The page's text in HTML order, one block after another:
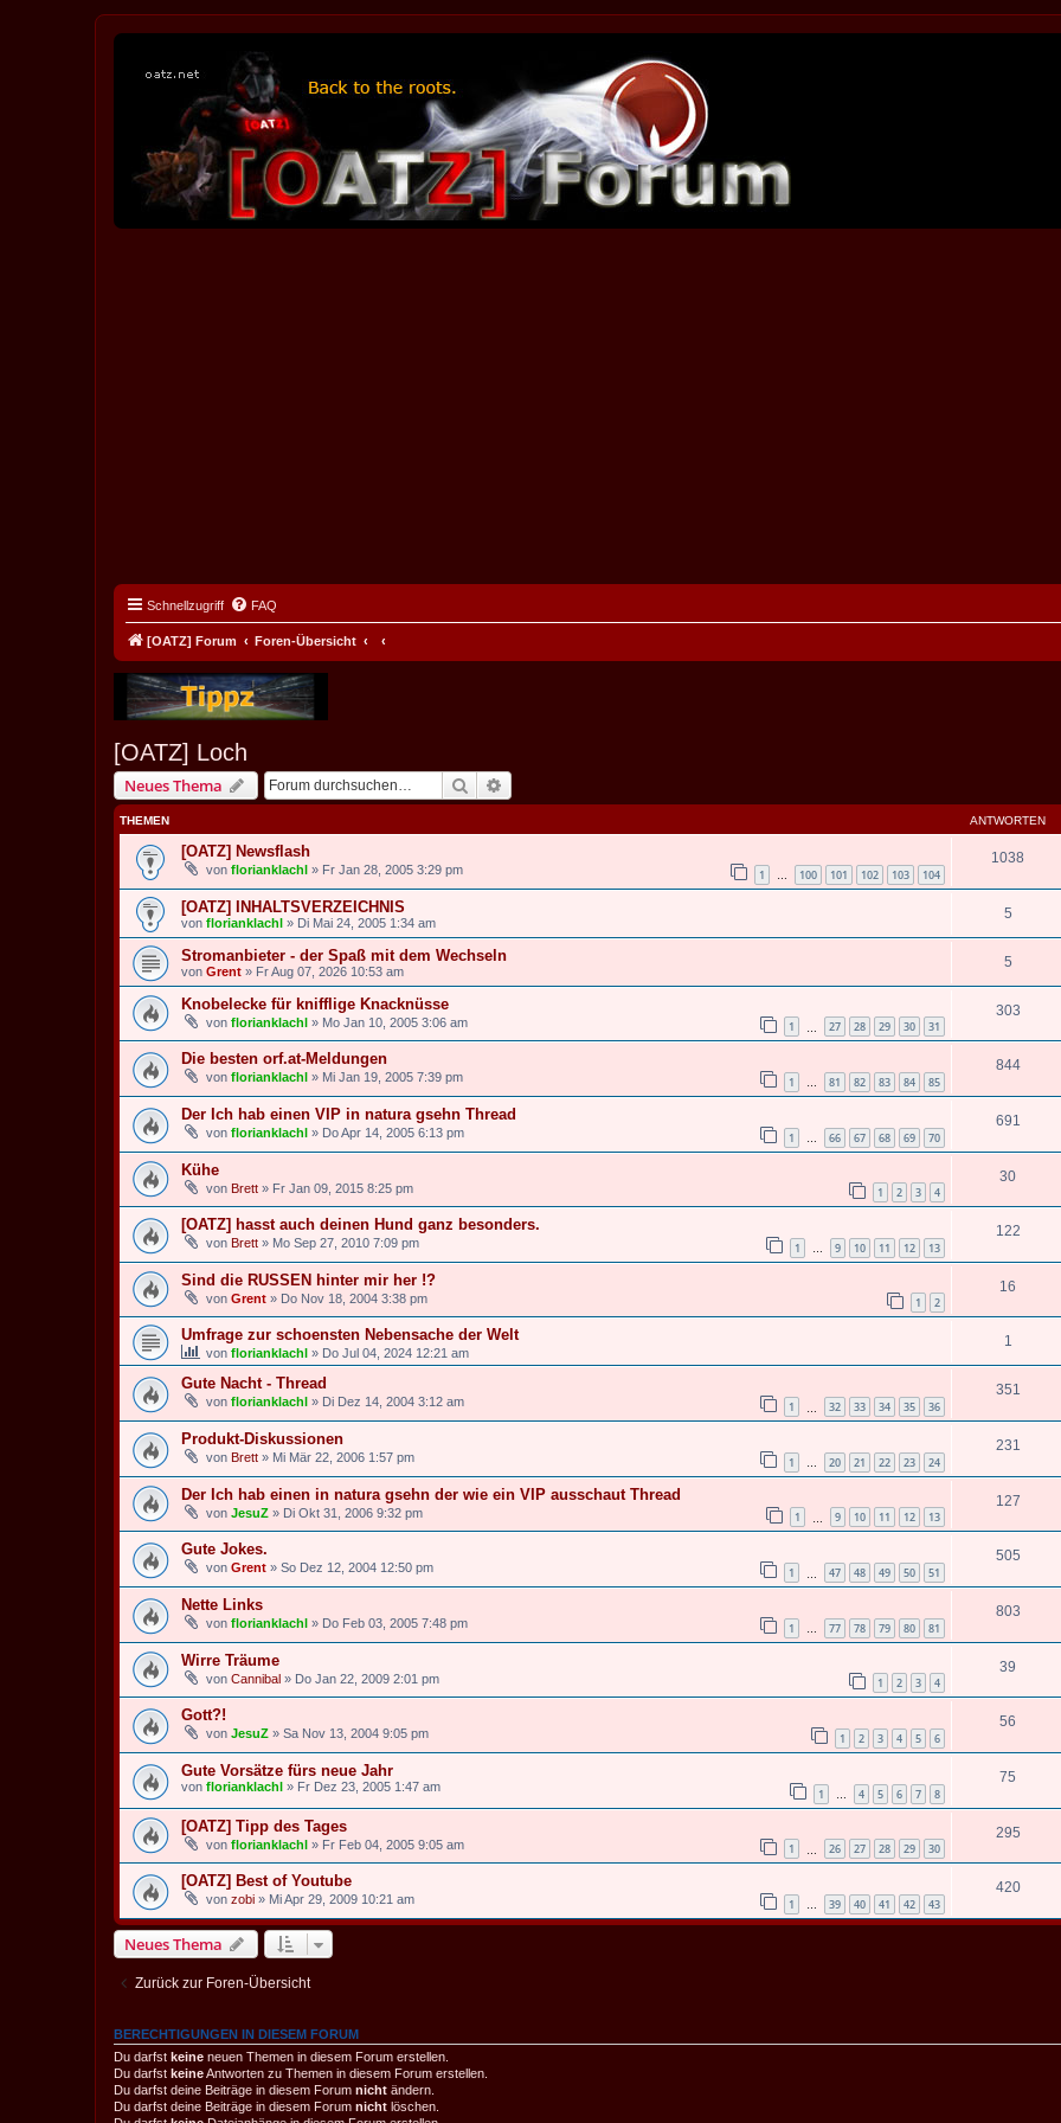
Schnellzugriff FAQ
[OATZ] Forum Foren-Übersicht
[OATZ] Loch
Neues Thema Suche
THEMEN ANTWORTEN
[OATZ] Newsflash
von florianklachl » Fr Jan 28, 2005 3:29 pm 1 … 100 101 102 103 104
1038
[OATZ] INHALTSVERZEICHNIS
von florianklachl » Di Mai 24, 2005 1:34 am
5
Stromanbieter - der Spaß mit dem Wechseln
von Grent » Fr Aug 07, 2026 10:53 am
5
Knobelecke für knifflige Knacknüsse
von florianklachl » Mo Jan 10, 2005 3:06 am 1 27 28 29 30 31
303
Die besten orf.at-Meldungen
von florianklachl » Mi Jan 19, 2005 7:39 pm 1 … 81 82 83 84 85
844
Der Ich hab einen VIP in natura gsehn Thread
von florianklachl » Do Apr 14, 2005 6:13 pm 1 … 66 67 68 69 70
691
Kühe
von Brett » Fr Jan 09, 2015 8:25 pm 1 2 3 4
30
[OATZ] hasst auch deinen Hund ganz besonders.
von Brett » Mo Sep 27, 2010 7:09 pm 1 … 9 10 11 12 13
122
Sind die RUSSEN hinter mir her !?
von Grent » Do Nov 18, 2004 3:38 pm 1 2
16
Umfrage zur schoensten Nebensache der Welt
von florianklachl » Do Jul 04, 2024 12:21 am
1
Gute Nacht - Thread
von florianklachl » Di Dez 14, 2004 3:12 am 1 32 33 34 35 36
351
Produkt-Diskussionen
von Brett » Mi Mär 22, 2006 1:57 pm 1 … 20 21 22 23 24
231
Der Ich hab einen in natura gsehn der wie ein VIP ausschaut Thread
von JesuZ » Di Okt 31, 2006 9:32 pm 1 9 10 11 12 13
127
Gute Jokes.
von Grent » So Dez 12, 2004 12:50 pm 1 47 48 49 50 51
505
Nette Links
von florianklachl » Do Feb 03, 2005 7:48 pm 1 … 77 78 79 80 81
803
Wirre Träume
von Cannibal » Do Jan 22, 2009 2:01 pm 1 2 3 4
39
Gott?!
von JesuZ » Sa Nov 13, 2004 9:05 pm 1 2 3 4 5 6
56
Gute Vorsätze fürs neue Jahr
von florianklachl » Fr Dez 23, 2005 1:47 am 1 … 4 5 6 7 8
75
[OATZ] Tipp des Tages
von florianklachl » Fr Feb 04, 2005 9:05 am 1 26 27 28 29 30
295
[OATZ] Best of Youtube
von zobi » Mi Apr 29, 2009 10:21 am 1 … 39 40 41 42 43
420
Neues Thema
Zurück zur Foren-Übersicht
BERECHTIGUNGEN IN DIESEM FORUM
Du darfst keine neuen Themen in diesem Forum erstellen.
Du darfst keineAntworten zu Themen in diesem Forum erstellen.
Du darfst deine Beiträge in diesem Forum nicht ändern.
Du darfst deine Beiträge in diesem Forum nicht löschen.